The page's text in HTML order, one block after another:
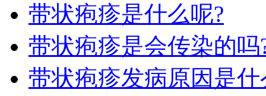
带状疱疹是什么呢?
带状疱疹是会传染的吗
带状疱疹发病原因是什